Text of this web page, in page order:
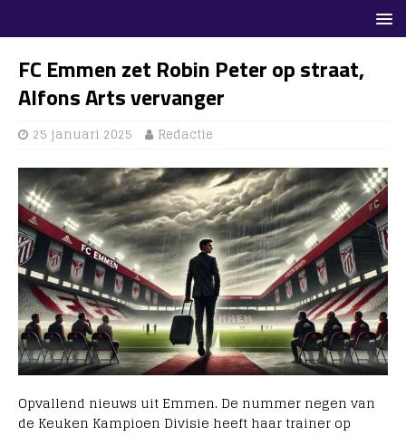
FC Emmen zet Robin Peter op straat,
Alfons Arts vervanger
25 januari 2025 Redactie
Opvallend nieuws uit Emmen. De nummer negen van
de Keuken Kampioen Divisie heeft haar trainer op